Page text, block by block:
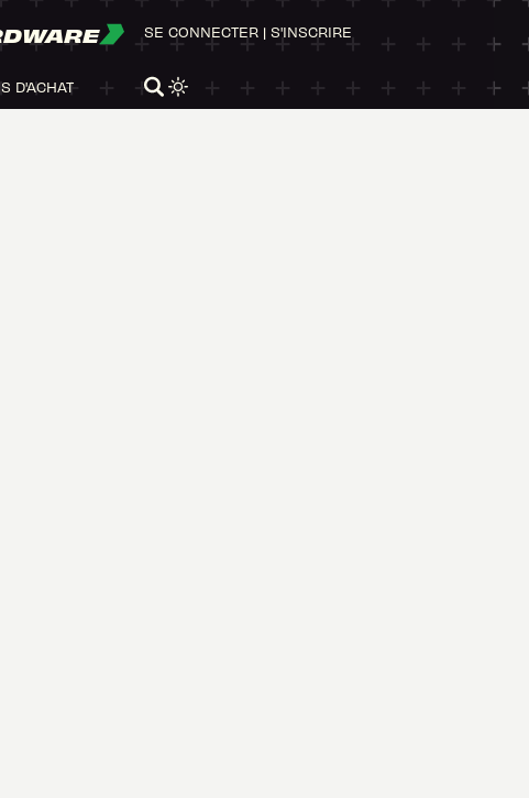
D'ACHAT
SE CONNECTER | S'INSCRIRE